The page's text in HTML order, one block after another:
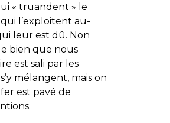
« truandent » le
l’exploitent au-
leur est dû. Non
bien que nous
est sali par les
mélangent, mais on
est pavé de